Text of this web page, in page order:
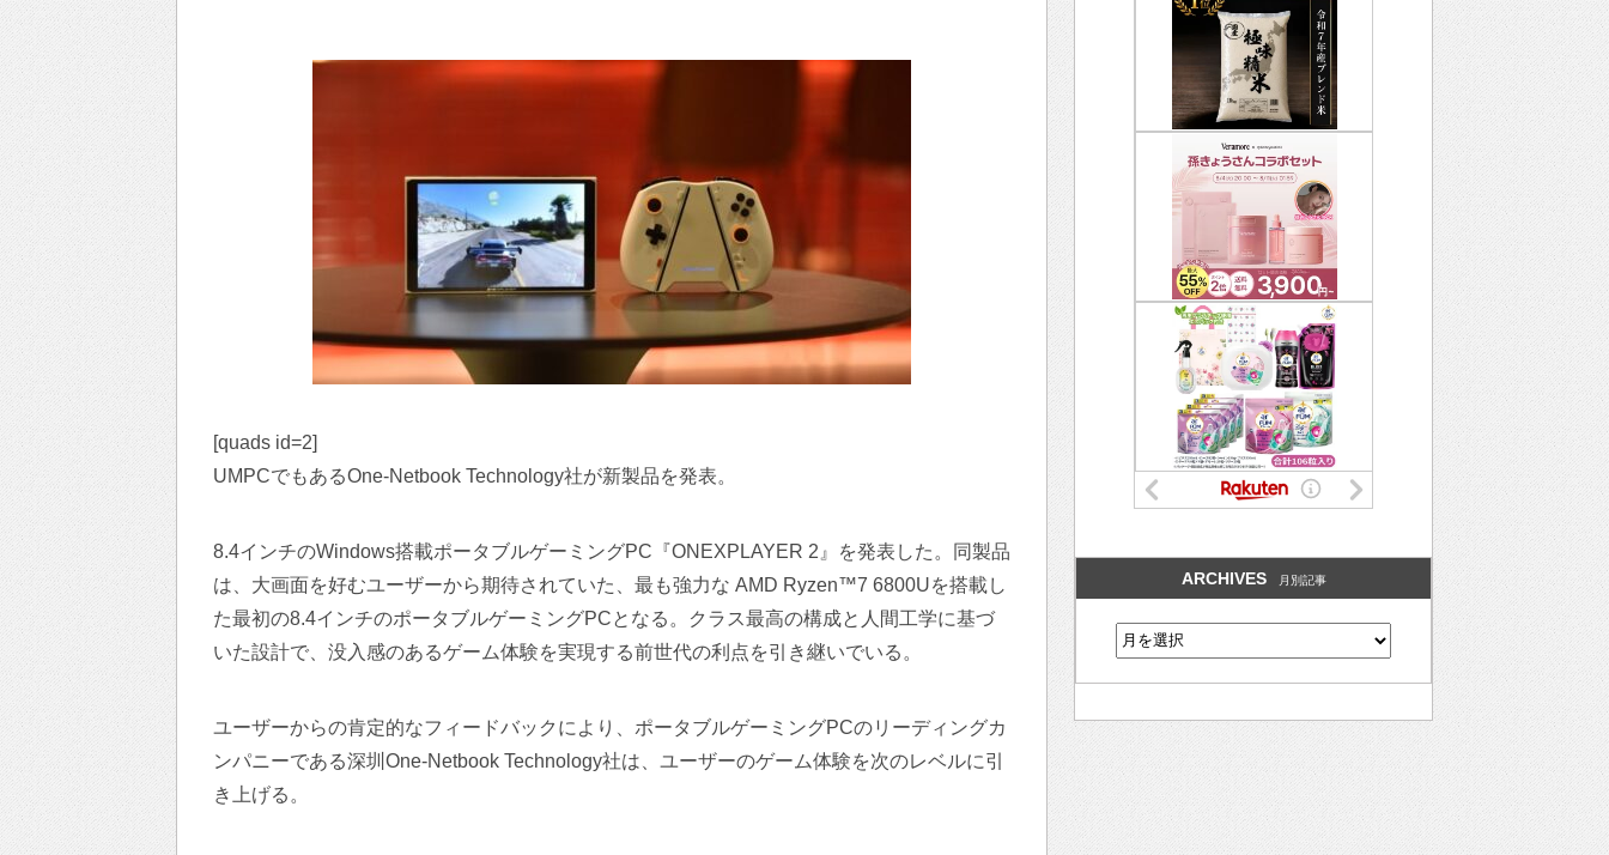
[quads id=2]
UMPCでもあるOne-Netbook Technology社が新製品を発表。
8.4インチのWindows搭載ポータブルゲーミングPC『ONEXPLAYER 2』を発表した。同製品
は、大画面を好むユーザーから期待されていた、最も強力な AMD Ryzen™7 6800Uを搭載し
た最初の8.4インチのポータブルゲーミングPCとなる。クラス最高の構成と人間工学に基づ
いた設計で、没入感のあるゲーム体験を実現する前世代の利点を引き継いでいる。
ユーザーからの肯定的なフィードバックにより、ポータブルゲーミングPCのリーディングカ
ンパニーである深圳One-Netbook Technology社は、ユーザーのゲーム体験を次のレベルに引
き上げる。
ARCHIVES 月別記事